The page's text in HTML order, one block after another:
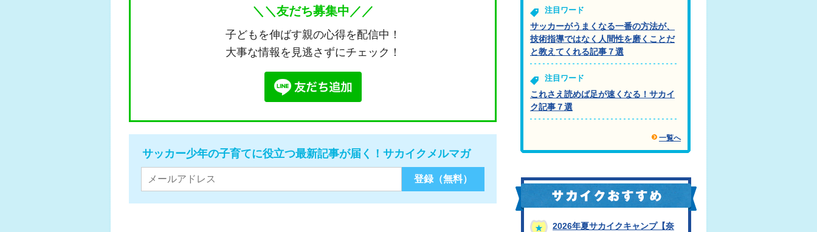
＼＼友だち募集中／／
子どもを伸ばす親の心得を配信中！
大事な情報を見逃さずにチェック！
サッカー少年の子育てに役立つ最新記事が届く！サカイクメルマガ
注目ワード
サッカーがうまくなる一番の方法が、
技術指導ではなく人間性を磨くことだ
と教えてくれる記事７選
注目ワード
これさえ読めば足が速くなる！サカイ
ク記事７選
一覧へ
2026年夏サカイクキャンプ【奈